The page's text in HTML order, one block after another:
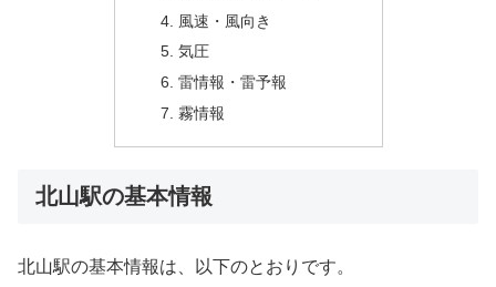
風速・風向き
気圧
雷情報・雷予報
霧情報
北山駅の基本情報
北山駅の基本情報は、以下のとおりです。